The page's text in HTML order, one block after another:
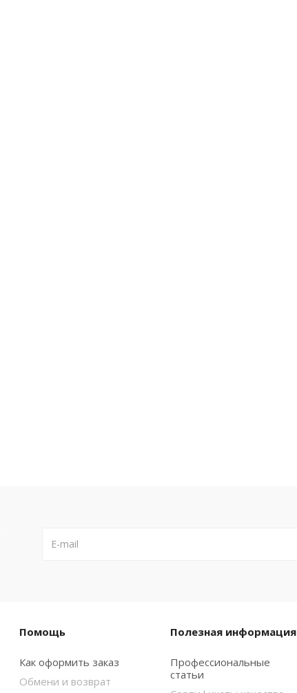
Помощь
Как оформить заказ
Обмени и возврат
Полезная информация
Профессиональные
статьи